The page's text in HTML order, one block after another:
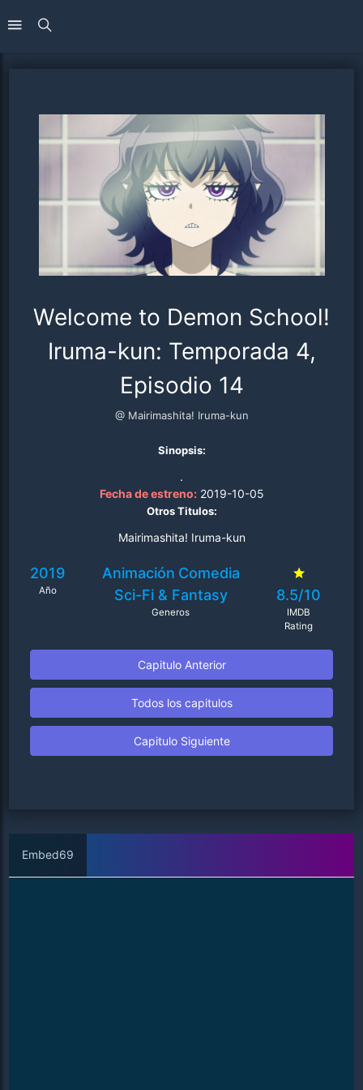
Welcome to Demon School!
Iruma-kun: Temporada 4,
Episodio 14
@ Mairimashita! Iruma-kun
Sinopsis:
.
Fecha de estreno:2019-10-05
Otros Titulos:
Mairimashita! Iruma-kun
2019
Año
Animación Comedia
Sci-Fi & Fantasy
Generos
8.5/10
IMDB
Rating
Capitulo Anterior
Todos los capitulos
Capitulo Siguiente
Embed69